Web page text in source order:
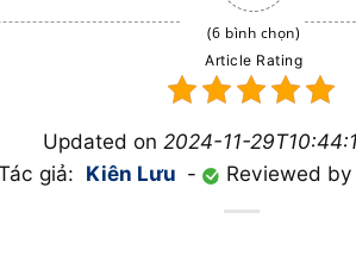
(6 bình chọn)
Article Rating
Updated on 2024-11-
giả: Kiên Lưu - Reviewed by